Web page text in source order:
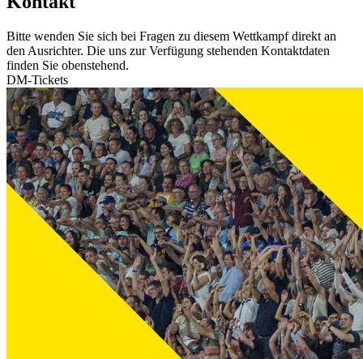
Bitte wenden Sie sich bei Fragen zu diesem Wettkampf direkt an
den Ausrichter. Die uns zur Verfügung stehenden Kontaktdaten
finden Sie obenstehend.
DM-Tickets